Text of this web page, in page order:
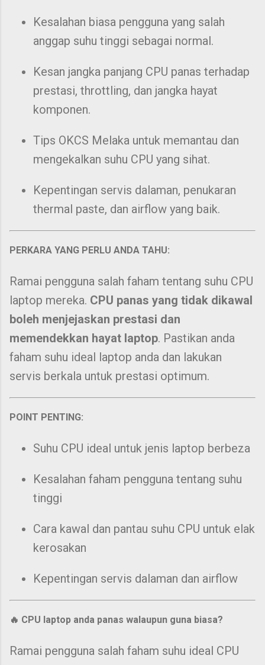
Kesalahan biasa pengguna yang salah
anggap suhu tinggi sebagai normal.
Kesan jangka panjang CPU panas terhadap
prestasi, throttling, dan jangka hayat
komponen.
Tips OKCS Melaka untuk memantau dan
mengekalkan suhu CPU yang sihat.
Kepentingan servis dalaman, penukaran
thermal paste, dan airflow yang baik.
PERKARA YANG PERLU ANDA TAHU:
Ramai pengguna salah faham tentang suhu CPU
laptop mereka. CPU panas yang tidak dikawal
boleh menjejaskan prestasi dan
memendekkan hayat laptop. Pastikan anda
faham suhu ideal laptop anda dan lakukan
servis berkala untuk prestasi optimum.
POINT PENTING:
Suhu CPU ideal untuk jenis laptop berbeza
Kesalahan faham pengguna tentang suhu
tinggi
Cara kawal dan pantau suhu CPU untuk elak
kerosakan
Kepentingan servis dalaman dan airflow
🔥 CPU laptop anda panas walaupun guna biasa?
Ramai pengguna salah faham suhu ideal CPU